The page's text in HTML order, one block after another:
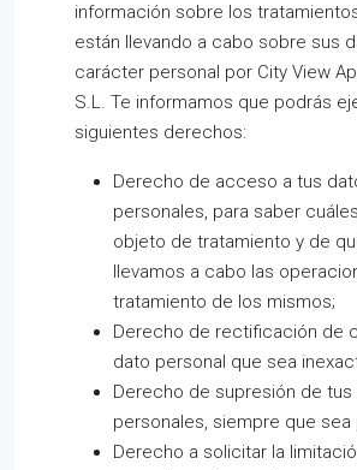
información sobre los
están llevando a cabo sobre sus
carácter personal por City View
S.L. Te informamos que podrás
siguientes derechos:
Derecho de acceso a tus
personales, para saber
objeto de tratamiento y de
llevamos a cabo las
tratamiento de los mismos;
Derecho de rectificación de
dato personal que sea
Derecho de supresión de tus
personales, siempre que sea
Derecho a solicitar la